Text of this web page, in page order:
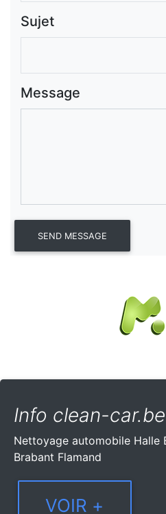
Sujet
Message
Info clean-car.be
Nettoyage automobile Halle
Brabant Flamand